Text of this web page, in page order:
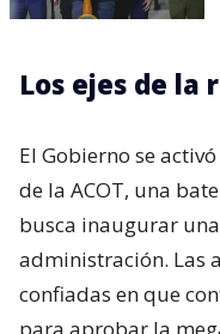
Los ejes de la
El Gobierno se
de la ACOT, una
busca inaugurar
administración. Las
confiadas en que
para aprobar la